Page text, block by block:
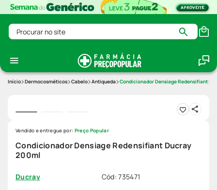
Procurar no site
Dermocosméticos Cabelo Antiqueda Condicionador Densiage Redensifiant
Condicionador Densiage Redensifiant Ducray
200ml
Ducray Cód:735471
Vendido e entregue por: Preço Popular